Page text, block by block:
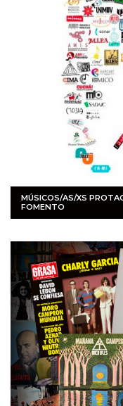
MÚSICOS/AS/XS
FOMENTO